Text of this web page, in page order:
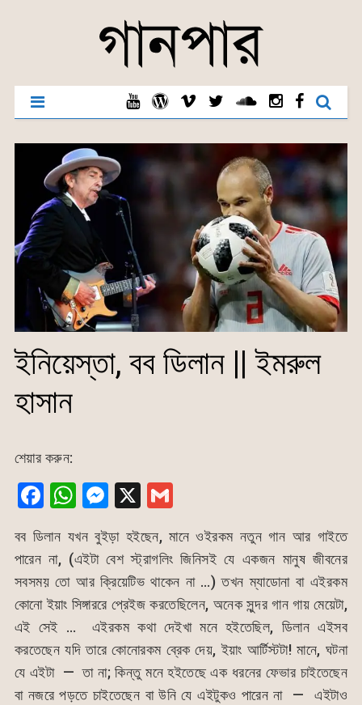
ইনিয়েস্তা, বব ডিলান || ইমরুল
হাসান
শেয়ার করুন:
F
c
e
b
o
o
k
W
at
s
A
p
M
s
s
e
n
g
er
X G
ai
l
বব ডিলান যখন বুইড়া হইছেন, মানে ওইরকম নতুন গান আর গাইতে
পারেন না, (এইটা বেশ স্ট্রাগলিং জিনিসই যে একজন মানুষ জীবনের
সবসময় তো আর ক্রিয়েটিভ থাকেন না …) তখন ম্যাডোনা বা এইরকম
কোনো ইয়াং সিঙ্গাররে প্রেইজ করতেছিলেন, অনেক সুন্দর গান গায় মেয়েটা,
এই সেই … এইরকম কথা দেইখা মনে হইতেছিল, ডিলান এইসব
করতেছেন যদি তারে কোনোরকম ব্রেক দেয়, ইয়াং আর্টিস্টটা! মানে, ঘটনা
যে এইটা — তা না; কিন্তু মনে হইতেছে এক ধরনের ফেভার চাইতেছেন
বা নজরে পড়তে চাইতেছেন বা উনি যে এইটুকও পারেন না — এইটাও